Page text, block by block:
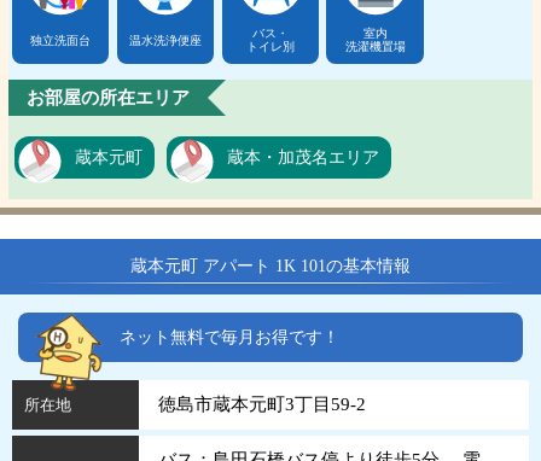
独立洗面台 温水洗浄便座
バス・
トイレ別
室内
洗濯機置場
お部屋の所在エリア
蔵本元町 蔵本・加茂名エリア
蔵本元町 アパート 1K 101の基本情報
ネット無料で毎月お得です！
所在地 徳島市蔵本元町3丁目59-2